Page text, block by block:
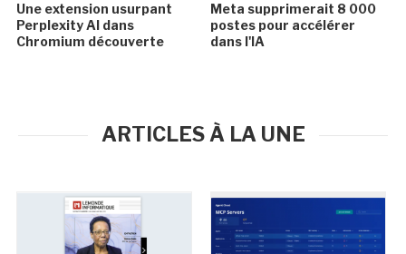
Une extension usurpant
Perplexity AI dans
Chromium découverte
Meta supprimerait 8 000
postes pour accélérer
dans l'IA
ARTICLES À LA UNE